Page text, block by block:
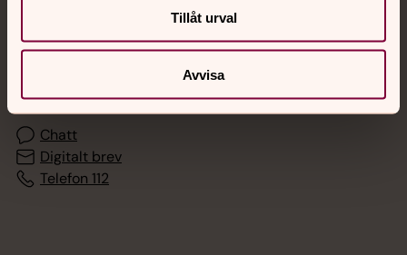
Tillåt urval
Avvisa
Jourhavande präst
med en präst på kvällar och nätter.
Chatt
Digitalt brev
Telefon 112